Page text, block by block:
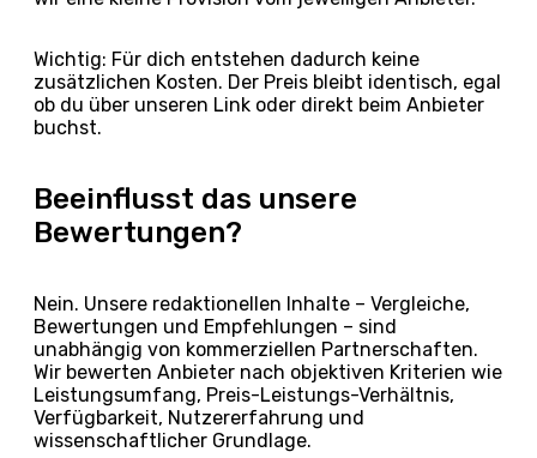
Wichtig: Für dich entstehen dadurch keine
zusätzlichen Kosten. Der Preis bleibt identisch, egal
ob du über unseren Link oder direkt beim Anbieter
buchst.
Beeinflusst das unsere
Bewertungen?
Nein. Unsere redaktionellen Inhalte – Vergleiche,
Bewertungen und Empfehlungen – sind
unabhängig von kommerziellen Partnerschaften.
Wir bewerten Anbieter nach objektiven Kriterien wie
Leistungsumfang, Preis-Leistungs-Verhältnis,
Verfügbarkeit, Nutzererfahrung und
wissenschaftlicher Grundlage.